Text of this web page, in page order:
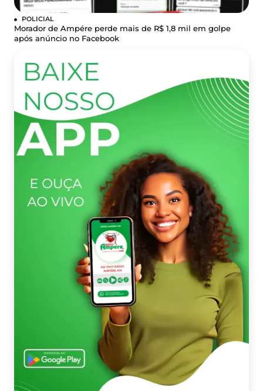
POLICIAL
Morador de Ampére perde mais de R$ 1,8 mil em golpe
após anúncio no Facebook